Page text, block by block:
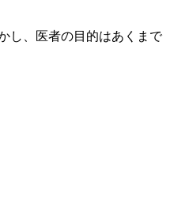
し、医者の目的はあくまで